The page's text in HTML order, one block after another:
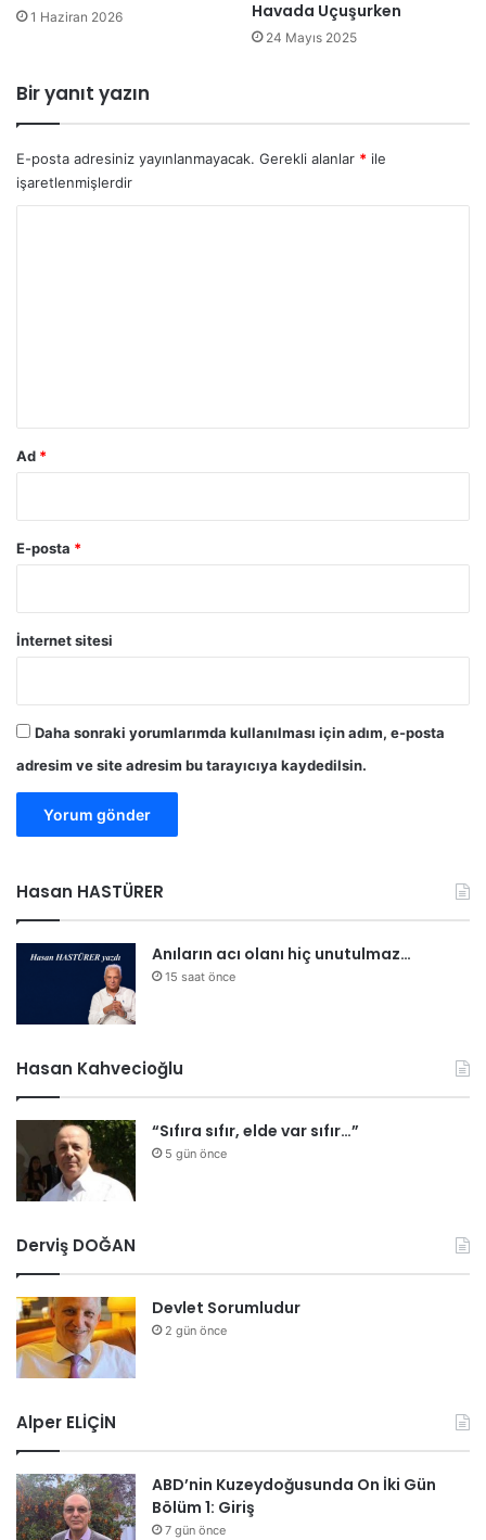
1 Haziran 2026
Havada Uçuşurken
24 Mayıs 2025
Bir yanıt yazın
E-posta adresiniz yayınlanmayacak. Gerekli alanlar * ile
işaretlenmişlerdir
Ad *
E-posta *
İnternet sitesi
Daha sonraki yorumlarımda kullanılması için adım, e-posta
adresim ve site adresim bu tarayıcıya kaydedilsin.
Hasan HASTÜRER
Anıların acı olanı hiç unutulmaz…
15 saat önce
Hasan Kahvecioğlu
“Sıfıra sıfır, elde var sıfır…”
5 gün önce
Derviş DOĞAN
Devlet Sorumludur
2 gün önce
Alper ELİÇİN
ABD’nin Kuzeydoğusunda On İki Gün
Bölüm 1: Giriş
7 gün önce